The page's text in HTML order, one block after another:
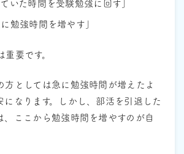
いた時間を受験勉強に回す」
勉強時間を増やす」
重要です。
方としては急に勉強時間が増えたよ
になります。しかし、部活を引退した
、ここから勉強時間を増やすのが自